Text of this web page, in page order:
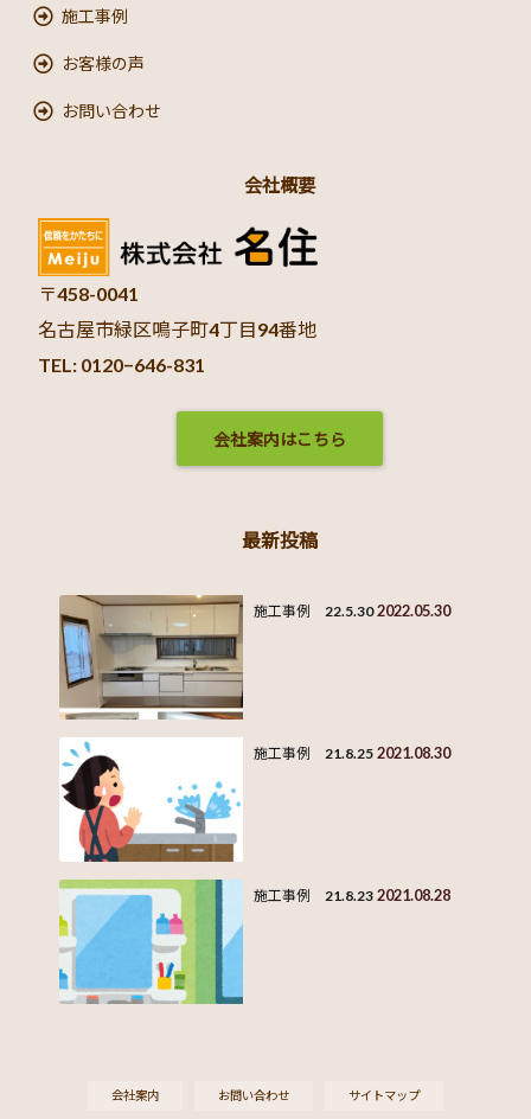
施工事例
お客様の声
お問い合わせ
会社概要
〒458-0041
名古屋市緑区鳴子町4丁目94番地
TEL: 0120−646-831
会社案内はこちら
最新投稿
施工事例 22.5.30 2022.05.30
施工事例 21.8.25 2021.08.30
施工事例 21.8.23 2021.08.28
会社案内 お問い合わせ サイトマップ